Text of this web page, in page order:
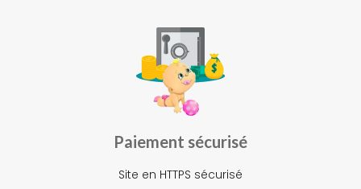
Paiement sécurisé
Site en HTTPS sécurisé